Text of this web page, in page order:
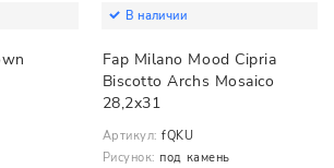
В наличии
Fap Milano Mood Cipria
Biscotto Archs Mosaico
28,2x31
Артикул: fQKU
Рисунок: под камень